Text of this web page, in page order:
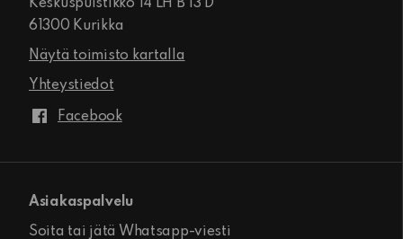
Keskuspuistikko 14 LH B 13 D
61300 Kurikka
Näytä toimisto kartalla
Yhteystiedot
Facebook
Asiakaspalvelu
Soita tai jätä Whatsapp-viesti